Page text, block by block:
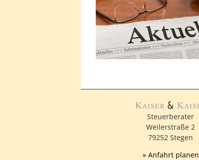
Steuerberater
Weilerstraße 2
79252 Stegen
» Anfahrt planen